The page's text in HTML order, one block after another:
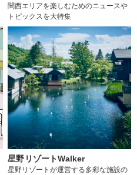
関西エリアを楽しむためのニュースや
トピックスを大特集
星野リゾートWalker
星野リゾートが運営する多彩な施設の